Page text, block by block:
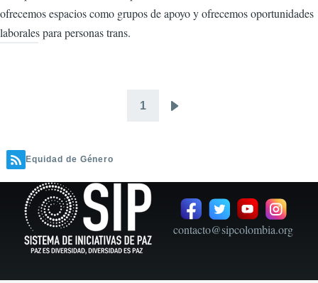
ofrecemos espacios como grupos de apoyo y ofrecemos oportunidades
laborales para personas trans.
1
Equidad de Género
contacto@sipcolombia.org